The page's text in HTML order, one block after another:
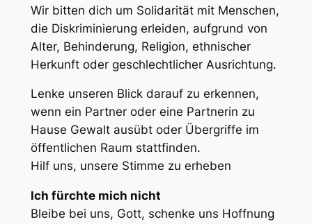
Wir bitten dich um Solidarität mit Menschen,
die Diskriminierung erleiden, aufgrund von
Alter, Behinderung, Religion, ethnischer
Herkunft oder geschlechtlicher Ausrichtung.
Lenke unseren Blick darauf zu erkennen,
wenn ein Partner oder eine Partnerin zu
Hause Gewalt ausübt oder Übergriffe im
öffentlichen Raum stattfinden.
Hilf uns, unsere Stimme zu erheben
Ich fürchte mich nicht
Bleibe bei uns, Gott, schenke uns Hoffnung